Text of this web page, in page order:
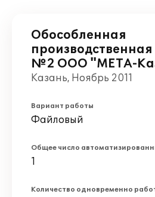
Обособленная
№2 ООО "МЕТА-
Казань, Ноябрь 2011
Вариант работы
Файловый
Общее число
1
Количество одновременно